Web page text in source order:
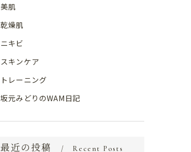
美肌
乾燥肌
ニキビ
スキンケア
トレーニング
坂元みどりのWAM日記
最近の投稿 Recent Posts